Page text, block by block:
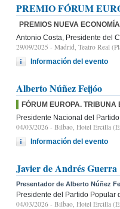
PREMIO FÓRUM
PREMIOS NUEVA
Antonio Costa, Presidente del
29/09/2025 - Madrid, Teatro Real
Información del evento
Alberto Núñez Feijóo
FÓRUM EUROPA. TRIBUNA
Presidente Nacional del
04/03/2026 - Bilbao, Hotel Ercilla
Información del evento
Javier de Andrés Guerra
Presentador de Alberto Núñez
Presidente del Partido Popular
04/03/2026 - Bilbao, Hotel Ercilla